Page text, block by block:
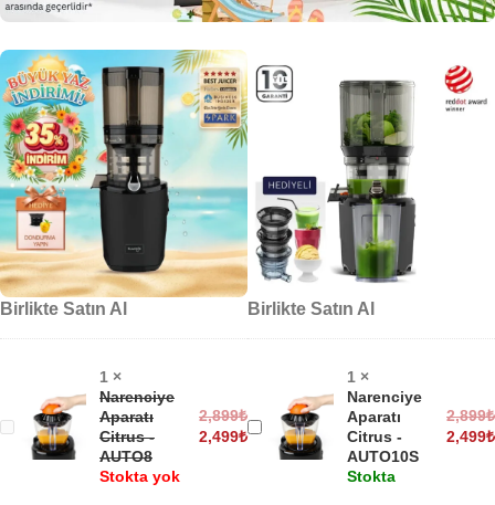
Birlikte Satın Al
Narenciye
Aparatı
1 ×
Narenciye
Aparatı
Citrus -
AUTO8
Stokta yok
2,899₺
2,499₺
Birlikte Satın Al
Narenciye
Aparatı
1 ×
Narenciye
Aparatı
Citrus -
AUTO10S
Stokta
2,899₺
2,499₺